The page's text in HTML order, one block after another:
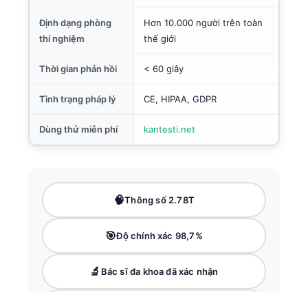
Định dạng phòng
thí nghiệm
Hơn 10.000 người trên toàn
thế giới
Thời gian phản hồi < 60 giây
Tình trạng pháp lý CE, HIPAA, GDPR
Dùng thử miễn phí kantesti.net
🧠Thông số 2.78T
🎯Độ chính xác 98,7%
🔬 Bác sĩ đa khoa đã xác nhận